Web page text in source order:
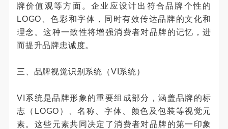
牌价值观等方面。企业应设计出符合品牌个性的
LOGO、色彩和字体，同时有效传达品牌的文化和
理念。这种一致性将增强消费者对品牌的记忆，进
而提升品牌忠诚度。
三、品牌视觉识别系统（VI系统）
VI系统是品牌形象的重要组成部分，涵盖品牌的标
志（LOGO）、名称、字体、颜色及包装等视觉元
素。这些元素共同决定了消费者对品牌的第一印象